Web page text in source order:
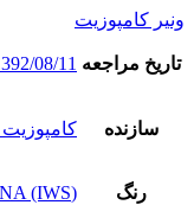
ونیر کامپوزیت
تاریخ مراجعه 08/11
سازنده
رنگ (ENA (IWS